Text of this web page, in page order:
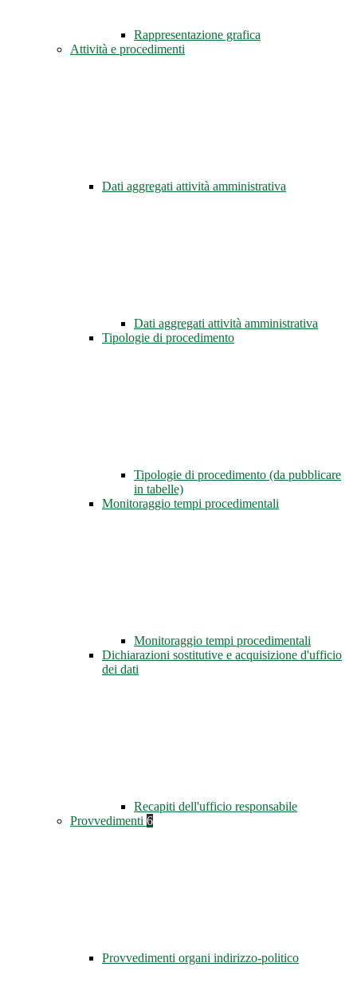
Rappresentazione grafica
Attività e procedimenti
Dati aggregati attività amministrativa
Dati aggregati attività amministrativa
Tipologie di procedimento
Tipologie di procedimento (da pubblicare
in tabelle)
Monitoraggio tempi procedimentali
Monitoraggio tempi procedimentali
Dichiarazioni sostitutive e acquisizione d'ufficio
dei dati
Recapiti dell'ufficio responsabile
Provvedimenti 6
Provvedimenti organi indirizzo-politico